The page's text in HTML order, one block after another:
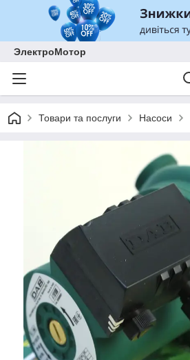
ЭлектроМотор
Товари та послуги Насоси